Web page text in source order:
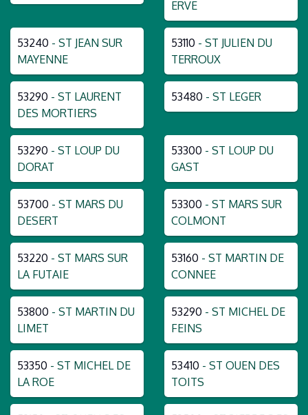
ERVE
53240 - ST JEAN SUR
MAYENNE
53110 - ST JULIEN DU
TERROUX
53290 - ST LAURENT
DES MORTIERS
53480 - ST LEGER
53290 - ST LOUP DU
DORAT
53300 - ST LOUP DU
GAST
53700 - ST MARS DU
DESERT
53300 - ST MARS SUR
COLMONT
53220 - ST MARS SUR
LA FUTAIE
53160 - ST MARTIN DE
CONNEE
53800 - ST MARTIN DU
LIMET
53290 - ST MICHEL DE
FEINS
53350 - ST MICHEL DE
LA ROE
53410 - ST OUEN DES
TOITS